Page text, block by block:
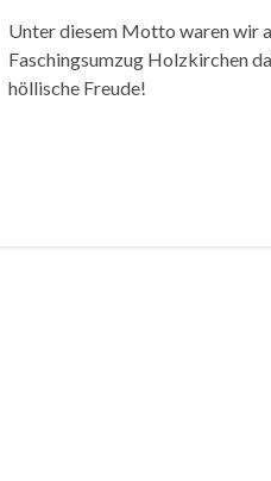
Unter diesem Motto waren wir
Faschingsumzug Holzkirchen
höllische Freude!